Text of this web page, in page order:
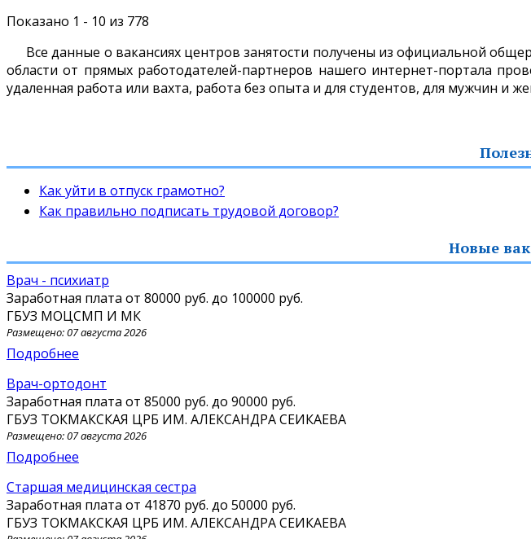
Показано 1 - 10 из 778
Все данные о вакансиях центров занятости получены из официальной
области от прямых работодателей-партнеров нашего интернет-портала
удаленная работа или вахта, работа без опыта и для студентов, для мужчин и
Как уйти в отпуск грамотно?
Как правильно подписать трудовой договор?
Новые
Врач - психиатр
Заработная плата от 80000 руб. до 100000 руб.
ГБУЗ МОЦСМП И МК
Размещено: 07 августа 2026
Подробнее
Врач-ортодонт
Заработная плата от 85000 руб. до 90000 руб.
ГБУЗ ТОКМАКСКАЯ ЦРБ ИМ. АЛЕКСАНДРА СЕИКАЕВА
Размещено: 07 августа 2026
Подробнее
Старшая медицинская сестра
Заработная плата от 41870 руб. до 50000 руб.
ГБУЗ ТОКМАКСКАЯ ЦРБ ИМ. АЛЕКСАНДРА СЕИКАЕВА